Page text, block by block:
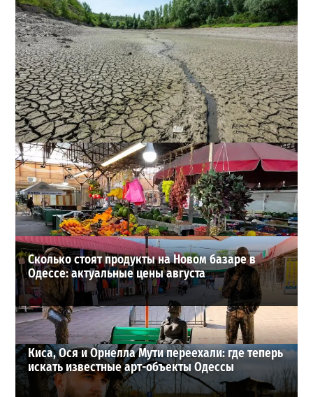
Днестр рекордно обмелел: одесситов просят срочно
экономить воду
2
29-07-2026 в 19:28
ВИБОР РЕДАКЦИИ
Сколько стоят продукты на Новом базаре в
Одессе: актуальные цены августа
Киса, Ося и Орнелла Мути переехали: где теперь
искать известные арт-объекты Одессы